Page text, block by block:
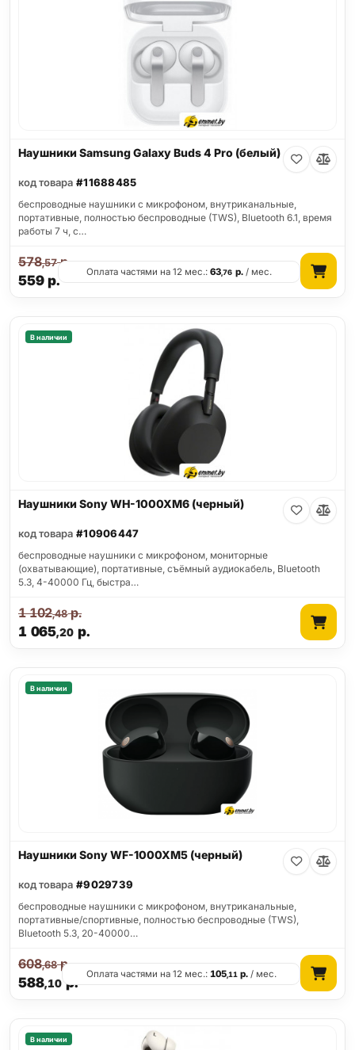
Наушники Samsung Galaxy Buds 4 Pro (белый)
код товара #11688485
беспроводные наушники с микрофоном, внутриканальные,
портативные, полностью беспроводные (TWS), Bluetooth 6.1, время
работы 7 ч, с…
559р.
578,57р.
Оплата частями на 12 мес.:63,76 р./ мес.
В наличии
Наушники Sony WH-1000XM6 (черный)
код товара #10906447
беспроводные наушники с микрофоном, мониторные
(охватывающие), портативные, съёмный аудиокабель, Bluetooth
5.3, 4-40000 Гц, быстра…
1 065,20 р.
1 102,48р.
В наличии
Наушники Sony WF-1000XM5 (черный)
код товара #9029739
беспроводные наушники с микрофоном, внутриканальные,
портативные/спортивные, полностью беспроводные (TWS),
Bluetooth 5.3, 20-40000…
588,10р.
608,68р.
Оплата частями на 12 мес.: 105,11р./ мес.
В наличии